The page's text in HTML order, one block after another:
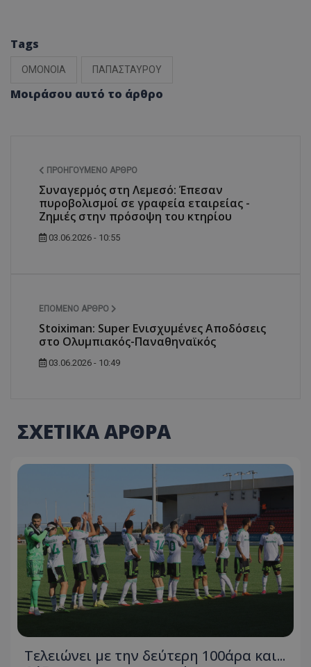
Tags
ΟΜΟΝΟΙΑ ΠΑΠΑΣΤΑΥΡΟΥ
Μοιράσου αυτό το άρθρο
ΠΡΟΗΓΟΎΜΕΝΟ ΆΡΘΡΟ
Συναγερμός στη Λεμεσό: Έπεσαν
πυροβολισμοί σε γραφεία εταιρείας -
Ζημιές στην πρόσοψη του κτηρίου
03.06.2026 - 10:55
ΕΠΌΜΕΝΟ ΆΡΘΡΟ
Stoiximan: Super Ενισχυμένες Αποδόσεις
στο Ολυμπιακός-Παναθηναϊκός
03.06.2026 - 10:49
ΣΧΕΤΙΚΑ ΑΡΘΡΑ
Τελειώνει με την δεύτερη 100άρα και...